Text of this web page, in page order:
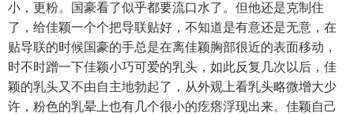
小，更粉。国豪看了似乎都要流口水了。但他还是克制住
了，给佳颖一个个把导联贴好，不知道是有意还是无意，在
贴导联的时候国豪的手总是在离佳颖胸部很近的表面移动，
时不时蹭一下佳颖小巧可爱的乳头，如此反复几次以后，佳
颖的乳头又不由自主地勃起了，从外观上看乳头略微增大少
许，粉色的乳晕上也有几个很小的疙瘩浮现出来。佳颖自己